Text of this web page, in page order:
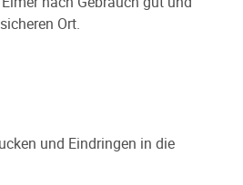
Ort.
und Eindringen in die